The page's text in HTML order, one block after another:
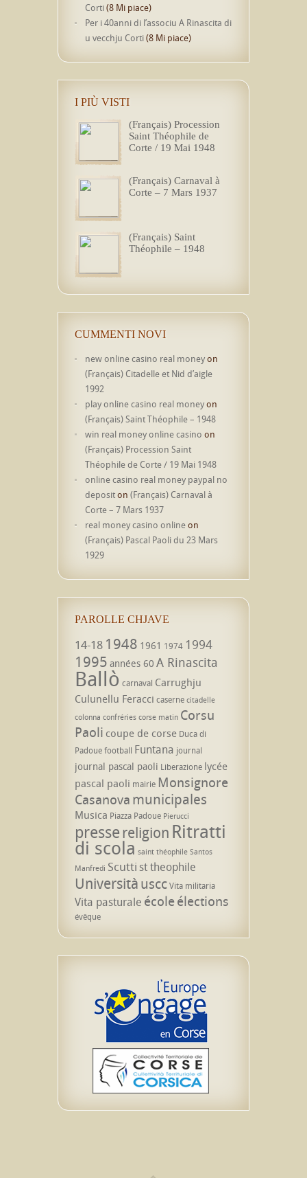
Corti(8 Mi piace)
Per i 40anni di l’associu A Rinascita di
u vecchju Corti(8 Mi piace)
I PIÙ VISTI
(Français) Procession
Saint Théophile de
Corte / 19 Mai 1948
(Français) Carnaval à
Corte – 7 Mars 1937
(Français) Saint
Théophile – 1948
CUMMENTI NOVI
new online casino real moneyon
(Français) Citadelle et Nid d’aigle
1992
play online casino real moneyon
(Français) Saint Théophile – 1948
win real money online casino on
(Français) Procession Saint
Théophile de Corte / 19 Mai 1948
online casino real money paypal no
depositon (Français) Carnaval à
Corte – 7 Mars 1937
real money casino onlineon
(Français) Pascal Paoli du 23 Mars
1929
PAROLLE CHJAVE
14-18 1948 1961 1974 1994
1995 années 60 A Rinascita
Ballò carnaval Carrughju
Culunellu Feracci caserne citadelle
colonna confréries corse matin Corsu
Paoli coupe de corse Duca di
Padouefootball Funtana journal
journal pascal paoli Liberazione lycée
pascal paoli mairie Monsignore
Casanova municipales
Musica Piazza Padoue Pierucci
pressereligion Ritratti
di scola saint théophile Santos
Manfredi Scuttist theophile
UniversitàusccVita militaria
Vita pasturale écoleélections
évêque